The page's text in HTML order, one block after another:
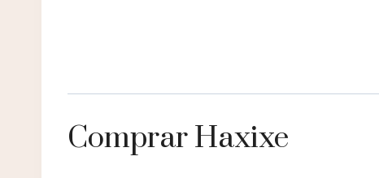
Comprar Haxixe